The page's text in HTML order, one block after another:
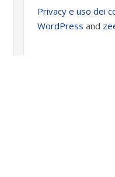
Privacy e uso dei
WordPress and